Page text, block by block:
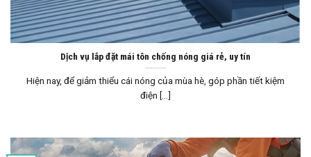
Dịch vụ lắp đặt mái tôn chống nóng giá rẻ, uy tín
Hiện nay, để giảm thiểu cái nóng của mùa hè, góp phần tiết kiệm
điện [...]